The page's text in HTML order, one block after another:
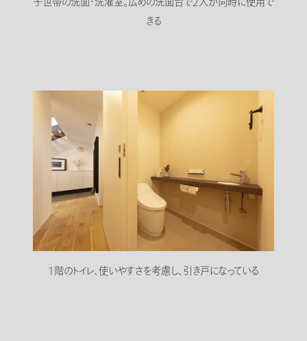
きる
1階のトイレ、使いやすさを考慮し、引き戸になっている